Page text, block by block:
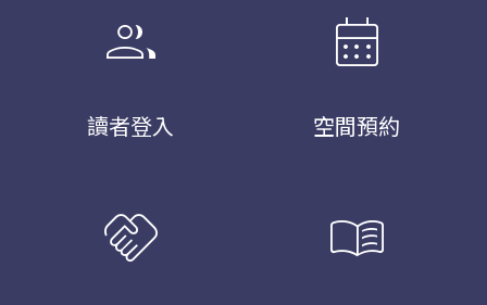
group
讀者登入
calendar_month
空間預約
handshake menu_book